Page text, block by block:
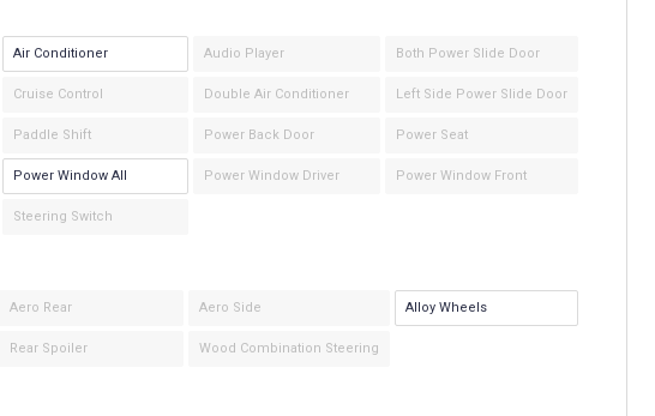
Air Conditioner Audio Player Both Power Slide Door
Cruise Control Double Air Conditioner Left Side Power Slide Door
Paddle Shift Power Back Door Power Seat
Power Window All Power Window Driver Power Window Front
Steering Switch
Aero Rear Aero Side Alloy Wheels
Rear Spoiler Wood Combination Steering